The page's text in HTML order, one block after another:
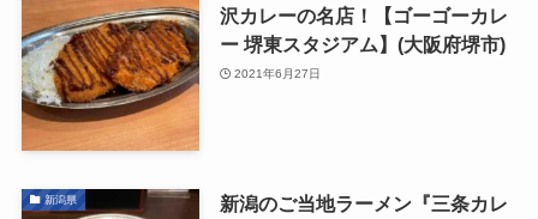
沢カレーの名店！【ゴーゴーカレ
ー 堺東スタジアム】(大阪府堺市)
2021年6月27日
新潟県
新潟のご当地ラーメン『三条カレ